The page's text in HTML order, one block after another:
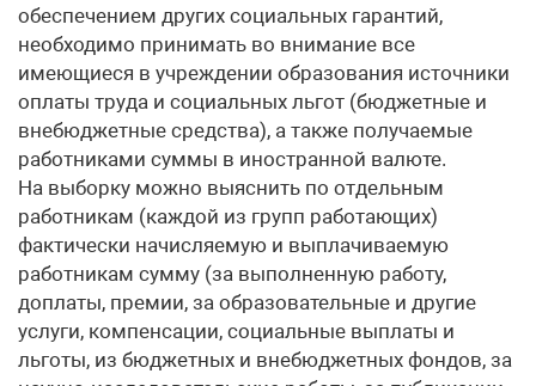
обеспечением других социальных гарантий,
необходимо принимать во внимание все
имеющиеся в учреждении образования источники
оплаты труда и социальных льгот (бюджетные и
внебюджетные средства), а также получаемые
работниками суммы в иностранной валюте.
На выборку можно выяснить по отдельным
работникам (каждой из групп работающих)
фактически начисляемую и выплачиваемую
работникам сумму (за выполненную работу,
доплаты, премии, за образовательные и другие
услуги, компенсации, социальные выплаты и
льготы, из бюджетных и внебюджетных фондов, за